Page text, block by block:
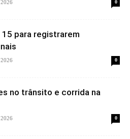
0
para registrarem
0
no trânsito e corrida na
0